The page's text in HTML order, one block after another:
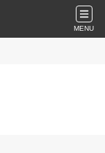
MENU